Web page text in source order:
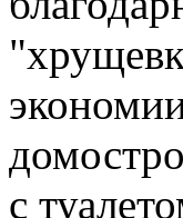
с